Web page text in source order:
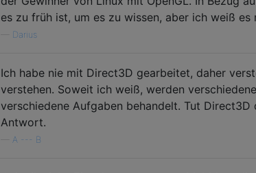
es zu früh ist, um es zu wissen, aber ich weiß es
Darius
Ich habe nie mit Direct3D gearbeitet, daher
verstehen. Soweit ich weiß, werden
verschiedene Aufgaben behandelt. Tut
Antwort.
A --- B